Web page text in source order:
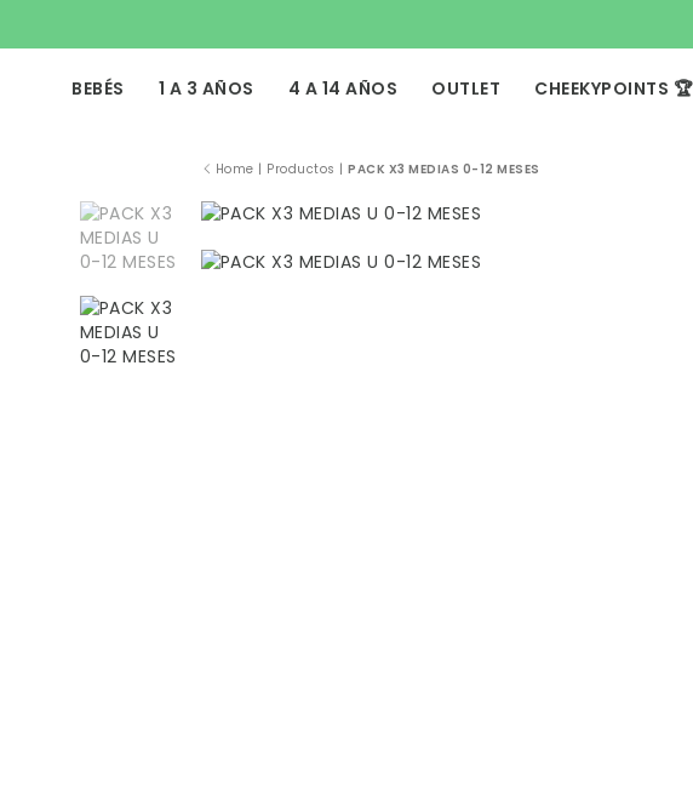
BEBÉS 1 A 3 AÑOS 4 A 14 AÑOS OUTLET CHEEKYPOINTS 🏆
Home | Productos |PACK X3 MEDIAS 0-12 MESES